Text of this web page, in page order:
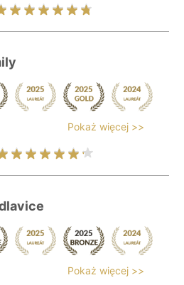
Pokaż więcej >>
Pokaż więcej >>